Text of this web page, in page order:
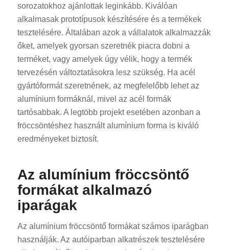
sorozatokhoz ajánlottak leginkább. Kiválóan
alkalmasak prototípusok készítésére és a termékek
tesztelésére. Általában azok a vállalatok alkalmazzák
őket, amelyek gyorsan szeretnék piacra dobni a
terméket, vagy amelyek úgy vélik, hogy a termék
tervezésén változtatásokra lesz szükség. Ha acél
gyártóformát szeretnének, az megfelelőbb lehet az
alumínium formáknál, mivel az acél formák
tartósabbak. A legtöbb projekt esetében azonban a
fröccsöntéshez használt alumínium forma is kiváló
eredményeket biztosít.
Az alumínium fröccsöntő
formákat alkalmazó
iparágak
Az alumínium fröccsöntő formákat számos iparágban
használják. Az autóiparban alkatrészek tesztelésére